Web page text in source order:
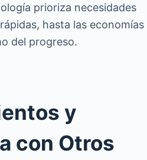
prioriza necesidades
hasta las economías
del progreso.
y
con Otros